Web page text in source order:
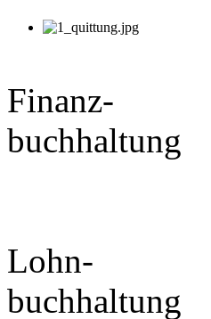
Finanz-
buchhaltung
Lohn-
buchhaltung